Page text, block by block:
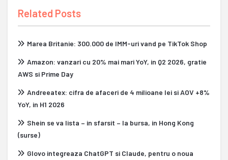
Related Posts
Marea Britanie: 300.000 de IMM-uri vand pe TikTok Shop
Amazon: vanzari cu 20% mai mari YoY, in Q2 2026, gratie
AWS si Prime Day
Andreeatex: cifra de afaceri de 4 milioane lei si AOV +8%
YoY, in H1 2026
Shein se va lista – in sfarsit – la bursa, in Hong Kong
(surse)
Glovo integreaza ChatGPT si Claude, pentru o noua